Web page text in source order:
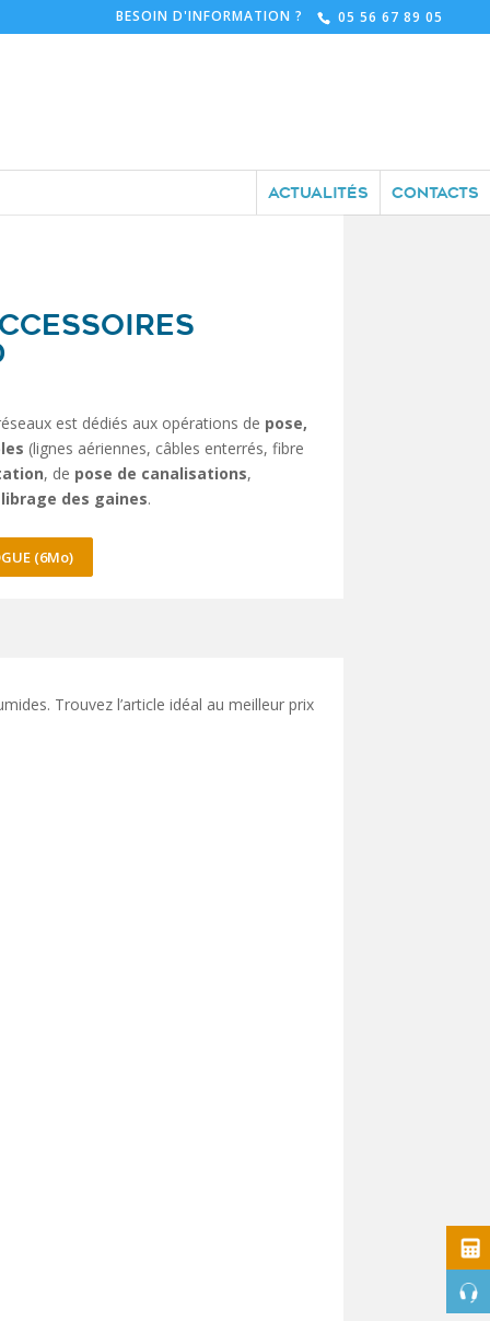
05 56 67 89 05
BESOIN D'INFORMATION ?
CONTACTS
ACTUALITÉS
est dédiés aux opérations de pose,
(lignes aériennes, câbles enterrés, fibre
, de pose de canalisations,
des gaines.
(6Mo)
Trouvez l’article idéal au meilleur prix